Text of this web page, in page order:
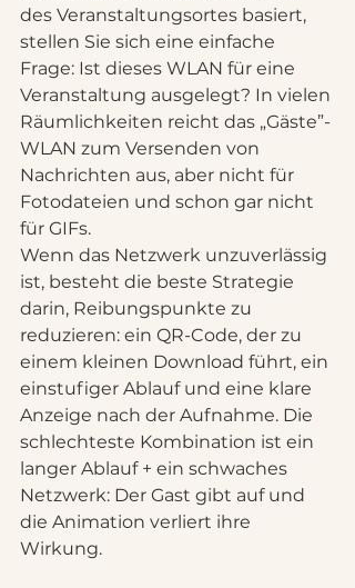
des Veranstaltungsortes basiert,
stellen Sie sich eine einfache
Frage: Ist dieses WLAN für eine
Veranstaltung ausgelegt? In vielen
Räumlichkeiten reicht das „Gäste”-
WLAN zum Versenden von
Nachrichten aus, aber nicht für
Fotodateien und schon gar nicht
für GIFs.
Wenn das Netzwerk unzuverlässig
ist, besteht die beste Strategie
darin, Reibungspunkte zu
reduzieren: ein QR-Code, der zu
einem kleinen Download führt, ein
einstufiger Ablauf und eine klare
Anzeige nach der Aufnahme. Die
schlechteste Kombination ist ein
langer Ablauf + ein schwaches
Netzwerk: Der Gast gibt auf und
die Animation verliert ihre
Wirkung.